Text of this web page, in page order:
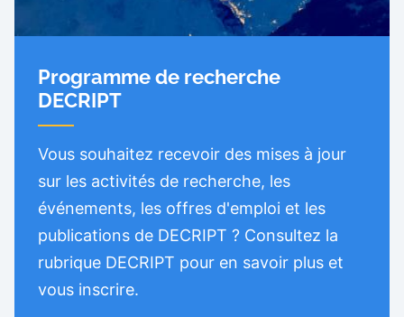
Programme de recherche
DECRIPT
Vous souhaitez recevoir des mises à jour
sur les activités de recherche, les
événements, les offres d'emploi et les
publications de DECRIPT ? Consultez la
rubrique DECRIPT pour en savoir plus et
vous inscrire.